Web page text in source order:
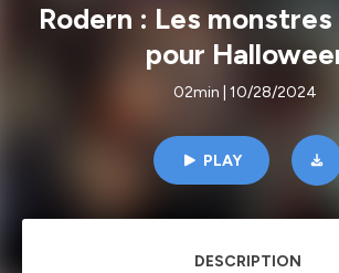
Rodern : Les
pour
02min | 10/28/2024
PLAY
DESCRIPTION